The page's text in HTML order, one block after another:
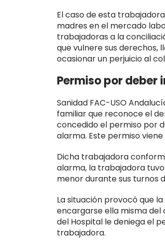
El caso de esta
madres en el mercado
trabajadoras a la
que vulnere sus derechos,
ocasionar un perjuicio al
Permiso por deber
Sanidad FAC-USO
familiar que reconoce el
concedido el permiso por
alarma. Este permiso
Dicha trabajadora
alarma, la trabajadora
menor durante sus turnos
La situación provocó que
encargarse ella misma del
del Hospital le deniega el
trabajadora.